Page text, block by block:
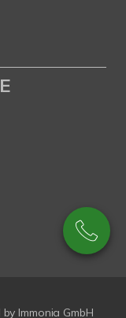
by Immonia GmbH